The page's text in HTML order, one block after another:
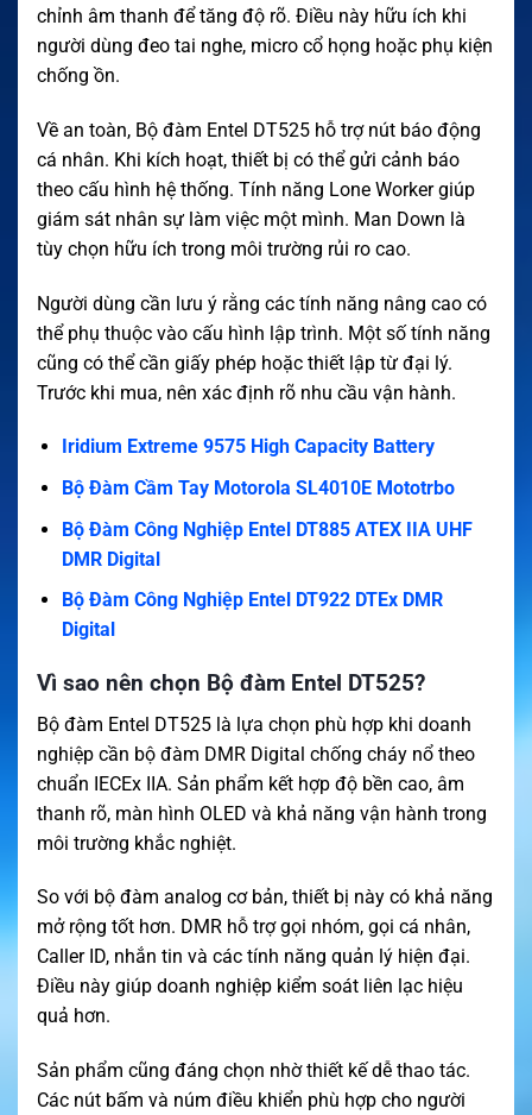
chỉnh âm thanh để tăng độ rõ. Điều này hữu ích khi
người dùng đeo tai nghe, micro cổ họng hoặc phụ kiện
chống ồn.
Về an toàn, Bộ đàm Entel DT525 hỗ trợ nút báo động
cá nhân. Khi kích hoạt, thiết bị có thể gửi cảnh báo
theo cấu hình hệ thống. Tính năng Lone Worker giúp
giám sát nhân sự làm việc một mình. Man Down là
tùy chọn hữu ích trong môi trường rủi ro cao.
Người dùng cần lưu ý rằng các tính năng nâng cao có
thể phụ thuộc vào cấu hình lập trình. Một số tính năng
cũng có thể cần giấy phép hoặc thiết lập từ đại lý.
Trước khi mua, nên xác định rõ nhu cầu vận hành.
Iridium Extreme 9575 High Capacity Battery
Bộ Đàm Cầm Tay Motorola SL4010E Mototrbo
Bộ Đàm Công Nghiệp Entel DT885 ATEX IIA UHF
DMR Digital
Bộ Đàm Công Nghiệp Entel DT922 DTEx DMR
Digital
Vì sao nên chọn Bộ đàm Entel DT525?
Bộ đàm Entel DT525 là lựa chọn phù hợp khi doanh
nghiệp cần bộ đàm DMR Digital chống cháy nổ theo
chuẩn IECEx IIA. Sản phẩm kết hợp độ bền cao, âm
thanh rõ, màn hình OLED và khả năng vận hành trong
môi trường khắc nghiệt.
So với bộ đàm analog cơ bản, thiết bị này có khả năng
mở rộng tốt hơn. DMR hỗ trợ gọi nhóm, gọi cá nhân,
Caller ID, nhắn tin và các tính năng quản lý hiện đại.
Điều này giúp doanh nghiệp kiểm soát liên lạc hiệu
quả hơn.
Sản phẩm cũng đáng chọn nhờ thiết kế dễ thao tác.
Các nút bấm và núm điều khiển phù hợp cho người